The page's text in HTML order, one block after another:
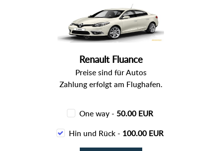
Renault Fluance
Preise sind für Autos
Zahlung erfolgt am Flughafen.
One way - 50.00 EUR
Hin und Rück - 100.00 EUR